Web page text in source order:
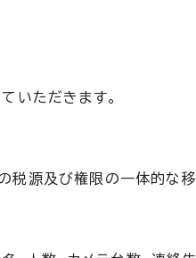
いただきます。
税源及び権限の一体的な